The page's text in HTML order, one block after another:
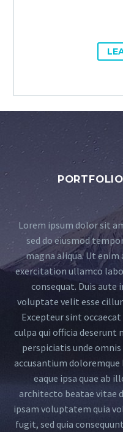
Lorem ipsum dolor sit
sed do eiusmod
magna aliqua. Ut
exercitation ullamco
consequat. Duis
voluptate velit esse
Excepteur sint
culpa qui officia deserunt
perspiciatis unde
accusantium
eaque ipsa quae ab
architecto beatae vitae
ipsam voluptatem quia
fugit, sed quia